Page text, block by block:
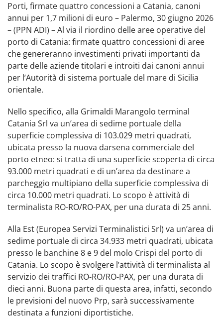
Porti, firmate quattro concessioni a Catania, canoni
annui per 1,7 milioni di euro – Palermo, 30 giugno 2026
– (PPN ADI) – Al via il riordino delle aree operative del
porto di Catania: firmate quattro concessioni di aree
che genereranno investimenti privati importanti da
parte delle aziende titolari e introiti dai canoni annui
per l’Autorità di sistema portuale del mare di Sicilia
orientale.
Nello specifico, alla Grimaldi Marangolo terminal
Catania Srl va un’area di sedime portuale della
superficie complessiva di 103.029 metri quadrati,
ubicata presso la nuova darsena commerciale del
porto etneo: si tratta di una superficie scoperta di circa
93.000 metri quadrati e di un’area da destinare a
parcheggio multipiano della superficie complessiva di
circa 10.000 metri quadrati. Lo scopo è attività di
terminalista RO-RO/RO-PAX, per una durata di 25 anni.
Alla Est (Europea Servizi Terminalistici Srl) va un’area di
sedime portuale di circa 34.933 metri quadrati, ubicata
presso le banchine 8 e 9 del molo Crispi del porto di
Catania. Lo scopo è svolgere l’attività di terminalista al
servizio dei traffici RO-RO/RO-PAX, per una durata di
dieci anni. Buona parte di questa area, infatti, secondo
le previsioni del nuovo Prp, sarà successivamente
destinata a funzioni diportistiche.